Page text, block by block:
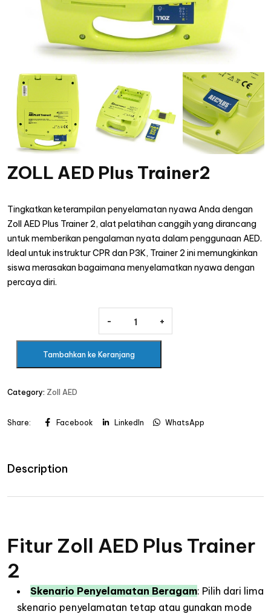
ZOLL AED Plus Trainer2
Tingkatkan keterampilan penyelamatan nyawa Anda dengan
Zoll AED Plus Trainer 2, alat pelatihan canggih yang dirancang
untuk memberikan pengalaman nyata dalam penggunaan AED.
Ideal untuk instruktur CPR dan P3K, Trainer 2 ini memungkinkan
siswa merasakan bagaimana menyelamatkan nyawa dengan
percaya diri.
-
- +
+
Tambahkan ke Keranjang
Category: Zoll AED
Share: Facebook LinkedIn WhatsApp
Description
Fitur Zoll AED Plus Trainer
2
Skenario Penyelamatan Beragam: Pilih dari lima
skenario penyelamatan tetap atau gunakan mode